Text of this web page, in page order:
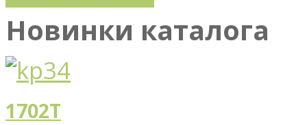
Новинки каталога
1702T